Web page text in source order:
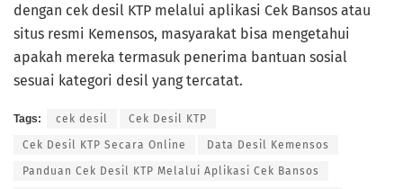
dengan cek desil KTP melalui aplikasi Cek Bansos atau
situs resmi Kemensos, masyarakat bisa mengetahui
apakah mereka termasuk penerima bantuan sosial
sesuai kategori desil yang tercatat.
Tags: cek desil Cek Desil KTP
Cek Desil KTP Secara Online Data Desil Kemensos
Panduan Cek Desil KTP Melalui Aplikasi Cek Bansos